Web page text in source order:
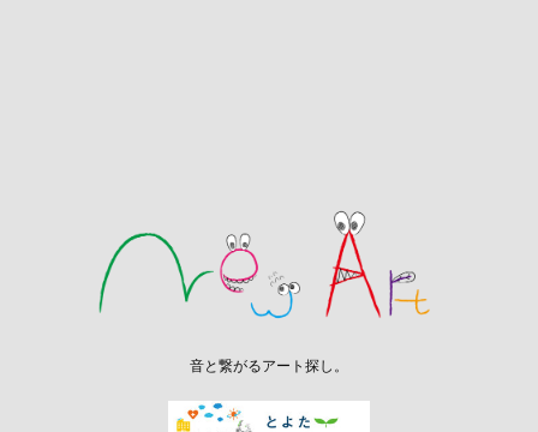
音と繋がるアート探し。